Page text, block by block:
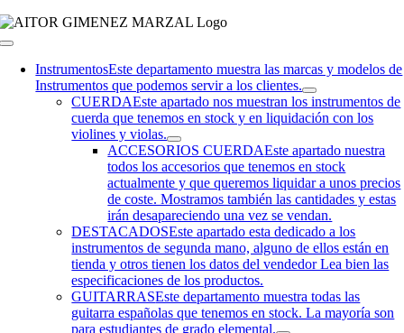
Toggle
NavigationInstrumentosEste departamento muestra las marcas y modelos de
Instrumentos que podemos servir a los clientes.
CUERDAEste apartado nos muestran los instrumentos de
cuerda que tenemos en stock y en liquidación con los
violines y violas.
ACCESORIOS CUERDAEste apartado nuestra
todos los accesorios que tenemos en stock
actualmente y que queremos liquidar a unos precios
de coste. Mostramos también las cantidades y estas
irán desapareciendo una vez se vendan.
DESTACADOSEste apartado esta dedicado a los
instrumentos de segunda mano, alguno de ellos están en
tienda y otros tienen los datos del vendedor Lea bien las
especificaciones de los productos.
GUITARRASEste departamento muestra todas las
guitarra españolas que tenemos en stock. La mayoría son
para estudiantes de grado elemental.